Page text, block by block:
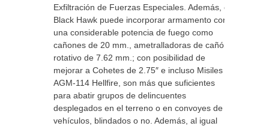
Exfiltración de Fuerzas Especiales. Además, el
Black Hawk puede incorporar armamento con
una considerable potencia de fuego como
cañones de 20 mm., ametralladoras de cañón
rotativo de 7.62 mm.; con posibilidad de
mejorar a Cohetes de 2.75″ e incluso Misiles
AGM-114 Hellfire, son más que suficientes
para abatir grupos de delincuentes
desplegados en el terreno o en convoyes de
vehículos, blindados o no. Además, al igual